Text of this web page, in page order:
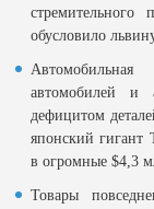
обусловило
автомобилей и
дефицитом
японский гигант
в огромные $4,3
Товары